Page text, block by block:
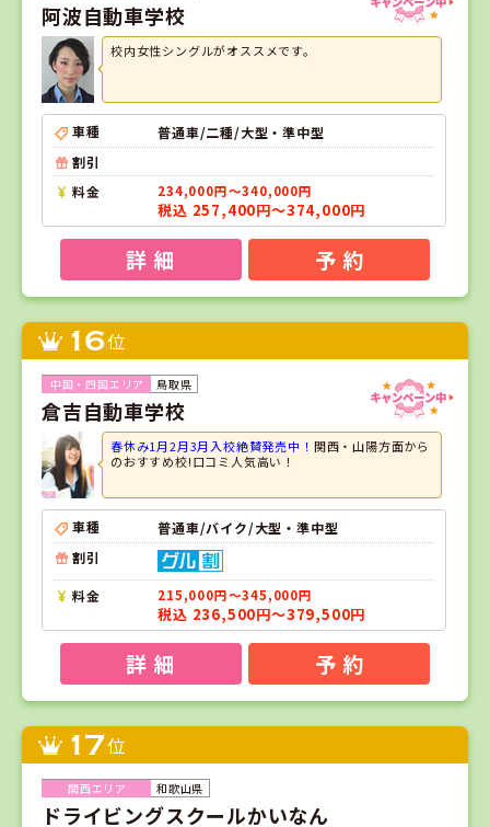
阿波自動車学校
校内女性シングルがオススメです。
車種
普通車/二種/大型・準中型
割引
料金
234,000円～340,000円
税込 257,400円～374,000円
詳 細 予 約
16位
鳥取県
倉吉自動車学校
春休み1月2月3月入校絶賛発売中！ 関西・山陽方面から
のおすすめ校!口コミ人気高い！
車種
普通車/バイク/大型・準中型
割引
料金 215,000円～345,000円
税込 236,500円～379,500円
詳 細 予 約
17位
和歌山県
ドライビングスクールかいなん